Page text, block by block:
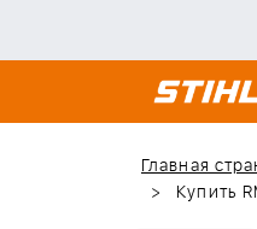
Главная
Купить